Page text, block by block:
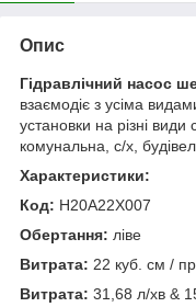
Опис
Гідравлічний насос
взаємодіє з усіма
установки на різні види
комунальна, с/х,
Характеристики:
Код: H20A22X007
Обертання: ліве
Витрата: 22 куб. см /
Витрата: 31,68 л/хв &